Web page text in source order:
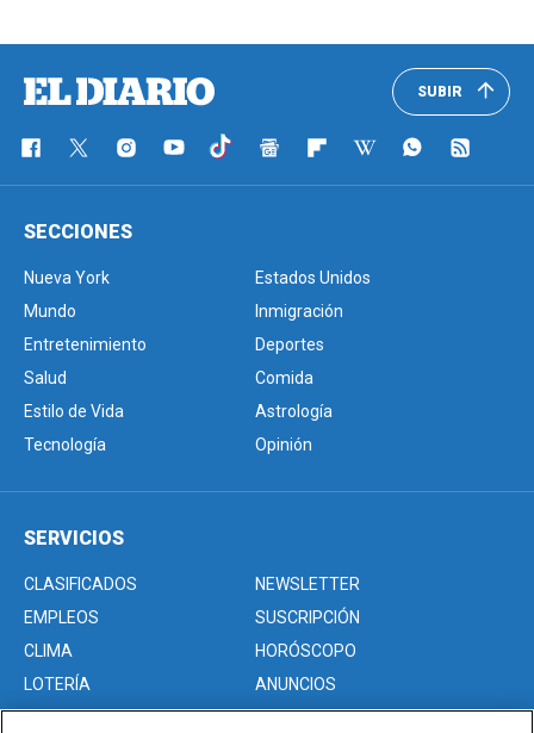
SUBIR
SECCIONES
Nueva York
Estados Unidos
Mundo
Inmigración
Entretenimiento
Deportes
Salud
Comida
Estilo de Vida
Astrología
Tecnología
Opinión
SERVICIOS
CLASIFICADOS
NEWSLETTER
EMPLEOS
SUSCRIPCIÓN
CLIMA
HORÓSCOPO
LOTERÍA
ANUNCIOS